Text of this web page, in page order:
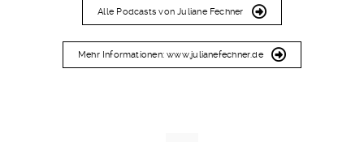
Alle Podcasts von Juliane Fechner
Mehr Informationen: www.julianefechner.de